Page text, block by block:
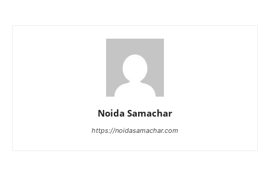
Noida Samachar
https://noidasamachar.com